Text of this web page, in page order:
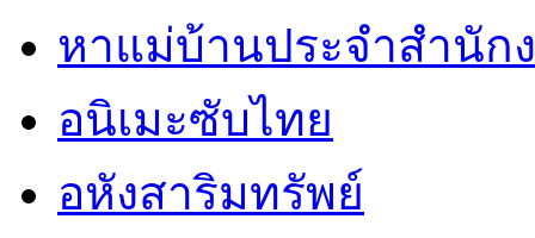
หาแม่บ้านประจำสำนัก
อนิเมะซับไทย
อหังสาริมทรัพย์